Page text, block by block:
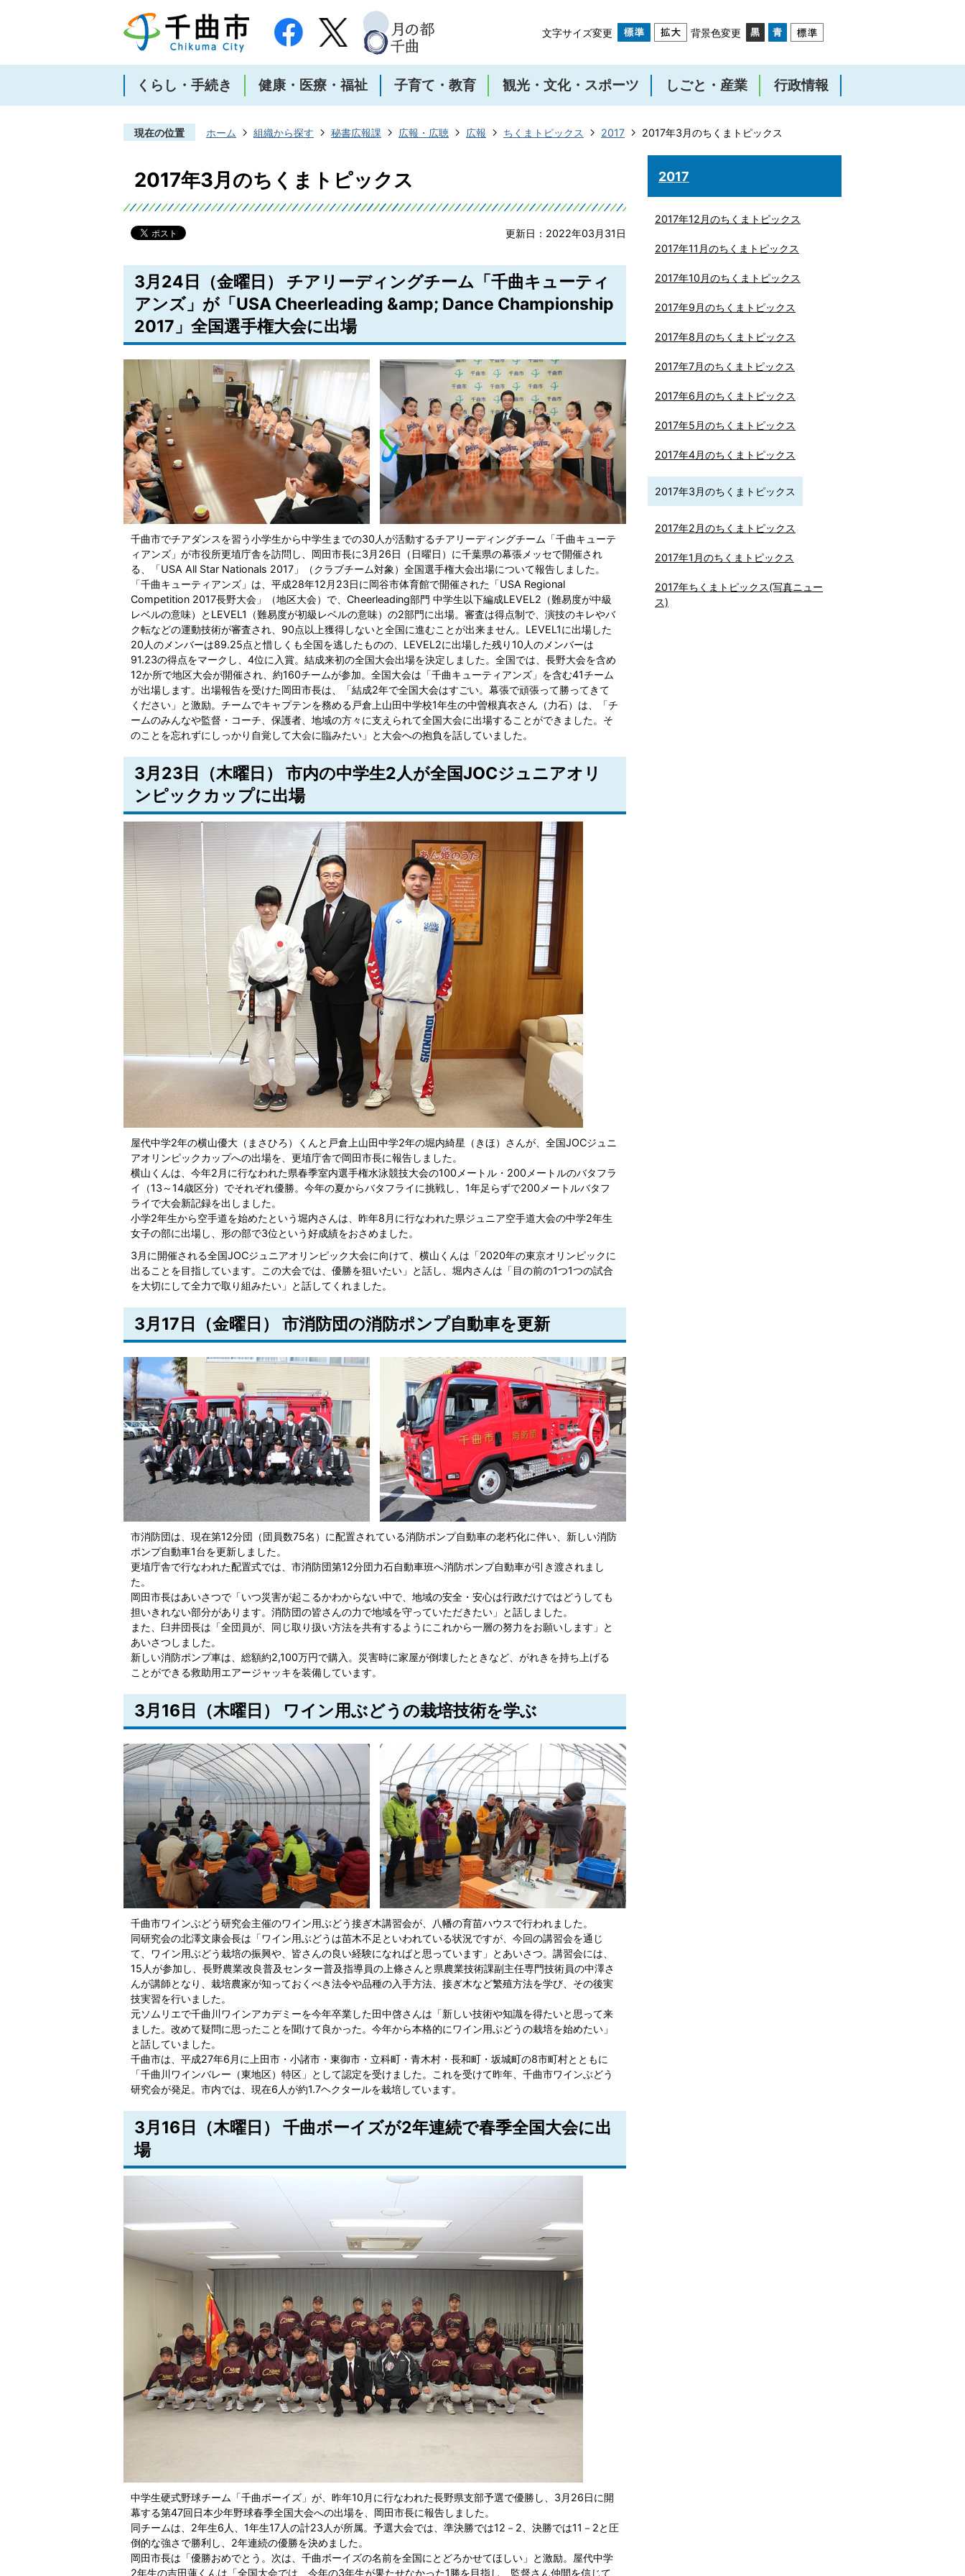
文字サイズ変更 背景色変更
くらし・手続き 健康・医療・福祉 子育て・教育 観光・文化・スポーツ しごと・産業 行政情報
現在の位置 ホーム 組織から探す 秘書広報課 広報・広聴 広報 ちくまトピックス 2017 2017年3月のちくまトピックス
2017年3月のちくまトピックス
更新日：2022年03月31日
3月24日（金曜日） チアリーディングチーム「千曲キューティ
アンズ」が「USA Cheerleading &amp; Dance Championship
2017」全国選手権大会に出場
千曲市でチアダンスを習う小学生から中学生までの30人が活動するチアリーディングチーム「千曲キューテ
ィアンズ」が市役所更埴庁舎を訪問し、岡田市長に3月26日（日曜日）に千葉県の幕張メッセで開催され
る、「USA All Star Nationals 2017」（クラブチーム対象）全国選手権大会出場について報告しました。
「千曲キューティアンズ」は、平成28年12月23日に岡谷市体育館で開催された「USA Regional
Competition 2017長野大会」（地区大会）で、Cheerleading部門 中学生以下編成LEVEL2（難易度が中級
レベルの意味）とLEVEL1（難易度が初級レベルの意味）の2部門に出場。審査は得点制で、演技のキレやバ
ク転などの運動技術が審査され、90点以上獲得しないと全国に進むことが出来ません。LEVEL1に出場した
20人のメンバーは89.25点と惜しくも全国を逃したものの、LEVEL2に出場した残り10人のメンバーは
91.23の得点をマークし、4位に入賞。結成来初の全国大会出場を決定しました。全国では、長野大会を含め
12か所で地区大会が開催され、約160チームが参加。全国大会は「千曲キューティアンズ」を含む41チーム
が出場します。出場報告を受けた岡田市長は、「結成2年で全国大会はすごい。幕張で頑張って勝ってきて
ください」と激励。チームでキャプテンを務める戸倉上山田中学校1年生の中曽根真衣さん（力石）は、「チ
ームのみんなや監督・コーチ、保護者、地域の方々に支えられて全国大会に出場することができました。そ
のことを忘れずにしっかり自覚して大会に臨みたい」と大会への抱負を話していました。
3月23日（木曜日） 市内の中学生2人が全国JOCジュニアオリ
ンピックカップに出場
屋代中学2年の横山優大（まさひろ）くんと戸倉上山田中学2年の堀内綺星（きほ）さんが、全国JOCジュニ
アオリンピックカップへの出場を、更埴庁舎で岡田市長に報告しました。
横山くんは、今年2月に行なわれた県春季室内選手権水泳競技大会の100メートル・200メートルのバタフラ
イ（13～14歳区分）でそれぞれ優勝。今年の夏からバタフライに挑戦し、1年足らずで200メートルバタフ
ライで大会新記録を出しました。
小学2年生から空手道を始めたという堀内さんは、昨年8月に行なわれた県ジュニア空手道大会の中学2年生
女子の部に出場し、形の部で3位という好成績をおさめました。
3月に開催される全国JOCジュニアオリンピック大会に向けて、横山くんは「2020年の東京オリンピックに
出ることを目指しています。この大会では、優勝を狙いたい」と話し、堀内さんは「目の前の1つ1つの試合
を大切にして全力で取り組みたい」と話してくれました。
3月17日（金曜日） 市消防団の消防ポンプ自動車を更新
市消防団は、現在第12分団（団員数75名）に配置されている消防ポンプ自動車の老朽化に伴い、新しい消防
ポンプ自動車1台を更新しました。
更埴庁舎で行なわれた配置式では、市消防団第12分団力石自動車班へ消防ポンプ自動車が引き渡されまし
た。
岡田市長はあいさつで「いつ災害が起こるかわからない中で、地域の安全・安心は行政だけではどうしても
担いきれない部分があります。消防団の皆さんの力で地域を守っていただきたい」と話しました。
また、臼井団長は「全団員が、同じ取り扱い方法を共有するようにこれから一層の努力をお願いします」と
あいさつしました。
新しい消防ポンプ車は、総額約2,100万円で購入。災害時に家屋が倒壊したときなど、がれきを持ち上げる
ことができる救助用エアージャッキを装備しています。
3月16日（木曜日） ワイン用ぶどうの栽培技術を学ぶ
千曲市ワインぶどう研究会主催のワイン用ぶどう接ぎ木講習会が、八幡の育苗ハウスで行われました。
同研究会の北澤文康会長は「ワイン用ぶどうは苗木不足といわれている状況ですが、今回の講習会を通じ
て、ワイン用ぶどう栽培の振興や、皆さんの良い経験になればと思っています」とあいさつ。講習会には、
15人が参加し、長野農業改良普及センター普及指導員の上條さんと県農業技術課副主任専門技術員の中澤さ
んが講師となり、栽培農家が知っておくべき法令や品種の入手方法、接ぎ木など繁殖方法を学び、その後実
技実習を行いました。
元ソムリエで千曲川ワインアカデミーを今年卒業した田中啓さんは「新しい技術や知識を得たいと思って来
ました。改めて疑問に思ったことを聞けて良かった。今年から本格的にワイン用ぶどうの栽培を始めたい」
と話していました。
千曲市は、平成27年6月に上田市・小諸市・東御市・立科町・青木村・長和町・坂城町の8市町村とともに
「千曲川ワインバレー（東地区）特区」として認定を受けました。これを受けて昨年、千曲市ワインぶどう
研究会が発足。市内では、現在6人が約1.7ヘクタールを栽培しています。
3月16日（木曜日） 千曲ボーイズが2年連続で春季全国大会に出
場
中学生硬式野球チーム「千曲ボーイズ」が、昨年10月に行なわれた長野県支部予選で優勝し、3月26日に開
幕する第47回日本少年野球春季全国大会への出場を、岡田市長に報告しました。
同チームは、2年生6人、1年生17人の計23人が所属。予選大会では、準決勝では12－2、決勝では11－2と圧
倒的な強さで勝利し、2年連続の優勝を決めました。
岡田市長は「優勝おめでとう。次は、千曲ボーイズの名前を全国にとどろかせてほしい」と激励。屋代中学
2年生の吉田蓮くんは「全国大会では、今年の3年生が果たせなかった1勝を目指し、監督さん仲間を信じて
2017
2017年12月のちくまトピックス
2017年11月のちくまトピックス
2017年10月のちくまトピックス
2017年9月のちくまトピックス
2017年8月のちくまトピックス
2017年7月のちくまトピックス
2017年6月のちくまトピックス
2017年5月のちくまトピックス
2017年4月のちくまトピックス
2017年3月のちくまトピックス
2017年2月のちくまトピックス
2017年1月のちくまトピックス
2017年ちくまトピックス(写真ニュー
ス)